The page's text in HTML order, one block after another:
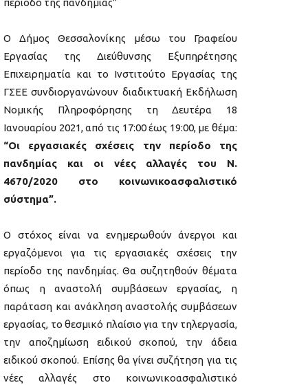
περίοδο της πανδημίας”
Ο Δήμος Θεσσαλονίκης μέσω του Γραφείου
Εργασίας της Διεύθυνσης Εξυπηρέτησης
Επιχειρηματία και το Ινστιτούτο Εργασίας της
ΓΣΕΕ συνδιοργανώνουν διαδικτυακή Εκδήλωση
Νομικής Πληροφόρησης τη Δευτέρα 18
Ιανουαρίου 2021, από τις 17:00 έως 19:00, με θέμα:
“Οι εργασιακές σχέσεις την περίοδο της
πανδημίας και οι νέες αλλαγές του Ν.
4670/2020 στο κοινωνικοασφαλιστικό
σύστημα”.
Ο στόχος είναι να ενημερωθούν άνεργοι και
εργαζόμενοι για τις εργασιακές σχέσεις την
περίοδο της πανδημίας. Θα συζητηθούν θέματα
όπως η αναστολή συμβάσεων εργασίας, η
παράταση και ανάκληση αναστολής συμβάσεων
εργασίας, το θεσμικό πλαίσιο για την τηλεργασία,
την αποζημίωση ειδικού σκοπού, την άδεια
ειδικού σκοπού. Επίσης θα γίνει συζήτηση για τις
νέες αλλαγές στο κοινωνικοασφαλιστικό